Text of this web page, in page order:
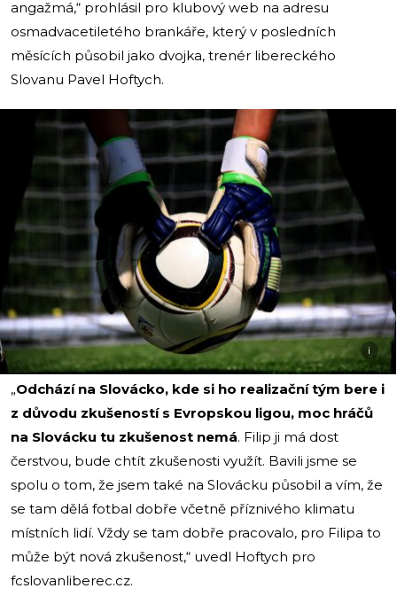
angažmá,“ prohlásil pro klubový web na adresu
osmadvacetiletého brankáře, který v posledních
měsících působil jako dvojka, trenér libereckého
Slovanu Pavel Hoftych.
i
„Odchází na Slovácko, kde si ho realizační tým bere i
z důvodu zkušeností s Evropskou ligou, moc hráčů
na Slovácku tu zkušenost nemá. Filip ji má dost
čerstvou, bude chtít zkušenosti využít. Bavili jsme se
spolu o tom, že jsem také na Slovácku působil a vím, že
se tam dělá fotbal dobře včetně příznivého klimatu
místních lidí. Vždy se tam dobře pracovalo, pro Filipa to
může být nová zkušenost,“ uvedl Hoftych pro
fcslovanliberec.cz.